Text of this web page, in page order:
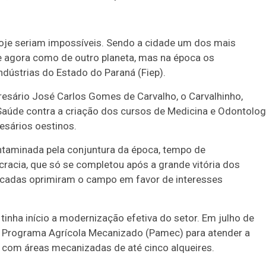
seriam impossíveis. Sendo a cidade um dos mais
como de outro planeta, mas na época os
do Estado do Paraná (Fiep).
José Carlos Gomes de Carvalho, o Carvalhinho,
contra a criação dos cursos de Medicina e
oestinos.
pela conjuntura da época, tempo de
que só se completou após a grande vitória dos
oprimiram o campo em favor de interesses
início a modernização efetiva do setor. Em julho de
Agrícola Mecanizado (Pamec) para atender a
áreas mecanizadas de até cinco alqueires.